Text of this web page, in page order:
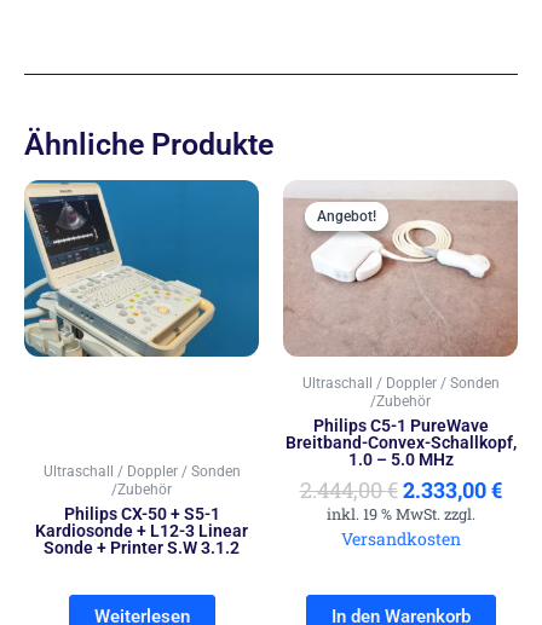
Ähnliche Produkte
Ultraschall / Doppler / Sonden
/Zubehör
Philips CX-50 + S5-1
Kardiosonde + L12-3 Linear
Sonde + Printer S.W 3.1.2
Weiterlesen
Angebot!
Angebot!
Ultraschall / Doppler / Sonden
/Zubehör
Philips C5-1 PureWave
Breitband-Convex-Schallkopf,
1.0 – 5.0 MHz
2.444,00€
Preis
war:
2.444,00 €
2.333,00€
inkl. 19 % MwSt. zzgl.
Versandkosten
In den Warenkorb